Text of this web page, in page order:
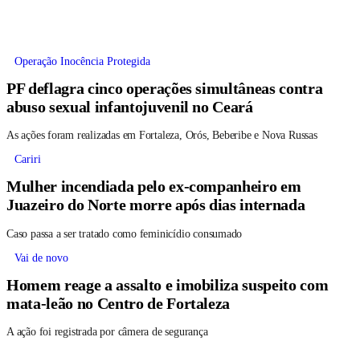
Operação Inocência Protegida
PF deflagra cinco operações simultâneas contra
abuso sexual infantojuvenil no Ceará
As ações foram realizadas em Fortaleza, Orós, Beberibe e Nova Russas
Cariri
Mulher incendiada pelo ex-companheiro em
Juazeiro do Norte morre após dias internada
Caso passa a ser tratado como feminicídio consumado
Vai de novo
Homem reage a assalto e imobiliza suspeito com
mata-leão no Centro de Fortaleza
A ação foi registrada por câmera de segurança